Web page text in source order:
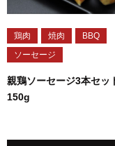
鶏肉 焼肉
BBQ
ソーセージ
親鶏ソーセージ3本セ
150g